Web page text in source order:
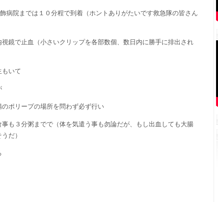
病院までは１０分程で到着（ホントありがたいです救急隊の皆さん
鏡で止血（小さいクリップを各部数個、数日内に勝手に排出され
もいて
ポリープの場所を問わず必ず行い
も３分粥までで（体を気遣う事も勿論だが、もし出血しても大腸
だ）